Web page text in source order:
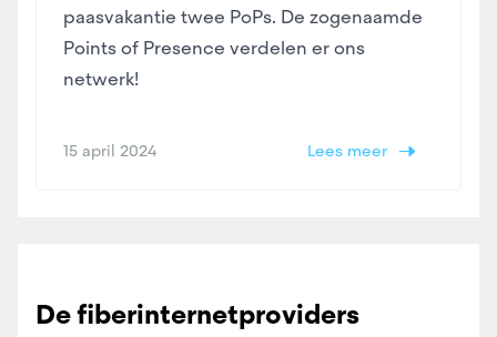
paasvakantie twee PoPs. De zogenaamde
Points of Presence verdelen er ons
netwerk!
15 april 2024 Lees meer
De fiberinternetproviders